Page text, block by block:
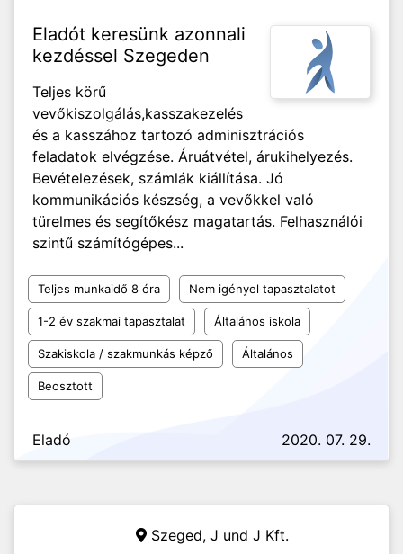
Eladót keresünk azonnali
kezdéssel Szegeden
Teljes körű
vevőkiszolgálás,kasszakezelés
és a kasszához tartozó adminisztrációs
feladatok elvégzése. Áruátvétel, árukihelyezés.
Bevételezések, számlák kiállítása. Jó
kommunikációs készség, a vevőkkel való
türelmes és segítőkész magatartás. Felhasználói
szintű számítógépes...
Teljes munkaidő 8 óra Nem igényel tapasztalatot
1-2 év szakmai tapasztalat Általános iskola
Szakiskola / szakmunkás képző Általános
Beosztott
Eladó 2020. 07. 29.
Szeged, J und J Kft.